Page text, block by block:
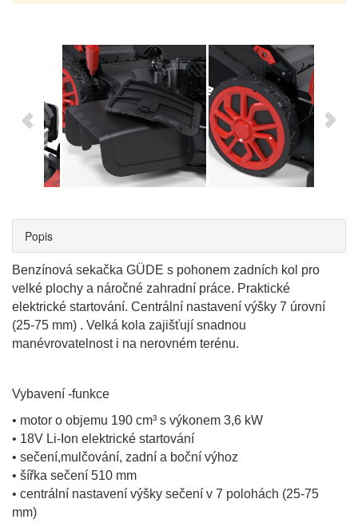
Popis
Benzínová sekačka GÜDE s pohonem zadních kol pro
velké plochy a náročné zahradní práce. Praktické
elektrické startování. Centrální nastavení výšky 7 úrovní
(25-75 mm) . Velká kola zajišťují snadnou
manévrovatelnost i na nerovném terénu.
Vybavení -funkce
• motor o objemu 190 cm³ s výkonem 3,6 kW
• 18V Li-Ion elektrické startování
• sečení,mulčování, zadní a boční výhoz
• šířka sečení 510 mm
• centrální nastavení výšky sečení v 7 polohách (25-75
mm)